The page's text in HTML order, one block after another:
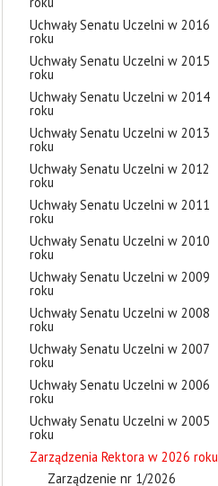
Uchwały Senatu Uczelni w 2016
roku
Uchwały Senatu Uczelni w 2015
roku
Uchwały Senatu Uczelni w 2014
roku
Uchwały Senatu Uczelni w 2013
roku
Uchwały Senatu Uczelni w 2012
roku
Uchwały Senatu Uczelni w 2011
roku
Uchwały Senatu Uczelni w 2010
roku
Uchwały Senatu Uczelni w 2009
roku
Uchwały Senatu Uczelni w 2008
roku
Uchwały Senatu Uczelni w 2007
roku
Uchwały Senatu Uczelni w 2006
roku
Uchwały Senatu Uczelni w 2005
roku
Zarządzenia Rektora w 2026 roku
Zarządzenie nr 1/2026